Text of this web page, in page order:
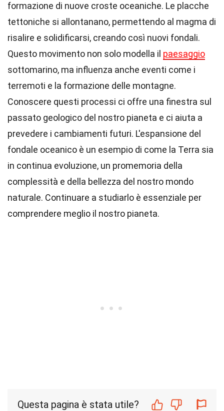
formazione di nuove croste oceaniche. Le placche
tettoniche si allontanano, permettendo al magma di
risalire e solidificarsi, creando così nuovi fondali.
Questo movimento non solo modella il paesaggio
sottomarino, ma influenza anche eventi come i
terremoti e la formazione delle montagne.
Conoscere questi processi ci offre una finestra sul
passato geologico del nostro pianeta e ci aiuta a
prevedere i cambiamenti futuri. L'espansione del
fondale oceanico è un esempio di come la Terra sia
in continua evoluzione, un promemoria della
complessità e della bellezza del nostro mondo
naturale. Continuare a studiarlo è essenziale per
comprendere meglio il nostro pianeta.
Questa pagina è stata utile?